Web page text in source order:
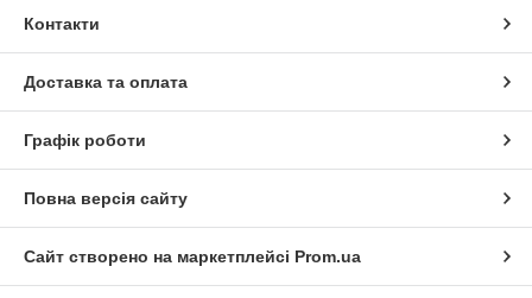
Контакти
Доставка та оплата
Графік роботи
Повна версія сайту
Сайт створено на маркетплейсі Prom.ua